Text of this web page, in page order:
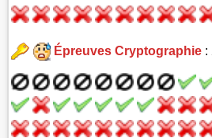
Épreuves Cryptographie: